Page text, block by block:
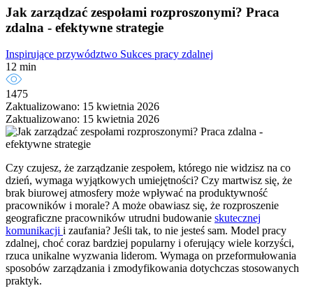
Jak zarządzać zespołami rozproszonymi? Praca
zdalna - efektywne strategie
Inspirujące przywództwo Sukces pracy zdalnej
12 min
1475
Zaktualizowano: 15 kwietnia 2026
Zaktualizowano: 15 kwietnia 2026
Czy czujesz, że zarządzanie zespołem, którego nie widzisz na co
dzień, wymaga wyjątkowych umiejętności? Czy martwisz się, że
brak biurowej atmosfery może wpływać na produktywność
pracowników i morale? A może obawiasz się, że rozproszenie
geograficzne pracowników utrudni budowanie skutecznej
komunikacji i zaufania? Jeśli tak, to nie jesteś sam. Model pracy
zdalnej, choć coraz bardziej popularny i oferujący wiele korzyści,
rzuca unikalne wyzwania liderom. Wymaga on przeformułowania
sposobów zarządzania i zmodyfikowania dotychczas stosowanych
praktyk.